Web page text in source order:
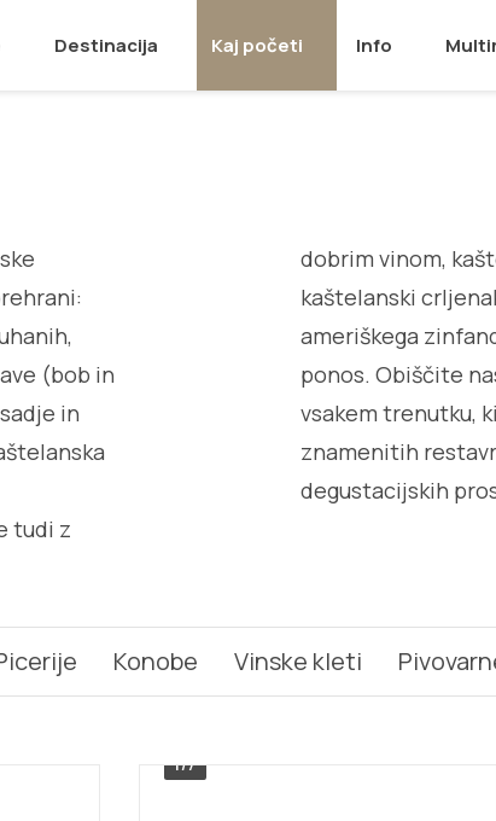
Destinacija Kaj početi Info
(bob in
in
tudi z
dobrim vinom,
kaštelanski
ameriškega
ponos. Obiščite
vsakem trenutku,
znamenitih
degustacijskih
Konobe Vinske kleti
1/7